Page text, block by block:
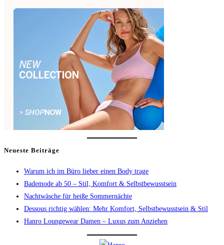
Neueste Beiträge
Warum ich im Büro lieber einen Body trage
Bademode ab 50 – Stil, Komfort & Selbstbewusstsein
Nachtwäsche für heiße Sommernächte
Dessous richtig wählen: Mehr Komfort, Selbstbewusstsein & Stil
Hanro Loungewear Damen – Luxus zum Anziehen